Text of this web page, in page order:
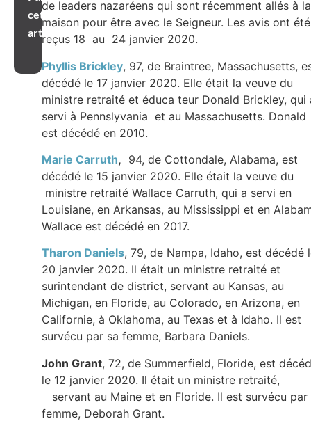
cet
article
de leaders nazaréens qui sont récemment allés à la
maison pour être avec le Seigneur. Les avis ont été
reçus 18 au 24 janvier 2020.
Phyllis Brickley, 97, de Braintree, Massachusetts,
décédé le 17 janvier 2020. Elle était la veuve du
ministre retraité et éduca teur Donald Brickley, qui
servi à Pennslyvania et au Massachusetts. Donald
est décédé en 2010.
Marie Carruth, 94, de Cottondale, Alabama, est
décédé le 15 janvier 2020. Elle était la veuve du
ministre retraité Wallace Carruth, qui a servi en
Louisiane, en Arkansas, au Mississippi et en
Wallace est décédé en 2017.
Tharon Daniels, 79, de Nampa, Idaho, est décédé
20 janvier 2020. Il était un ministre retraité et
surintendant de district, servant au Kansas, au
Michigan, en Floride, au Colorado, en Arizona, en
Californie, à Oklahoma, au Texas et à Idaho. Il est
survécu par sa femme, Barbara Daniels.
John Grant, 72, de Summerfield, Floride, est
le 12 janvier 2020. Il était un ministre retraité,
servant au Maine et en Floride. Il est survécu par
femme, Deborah Grant.